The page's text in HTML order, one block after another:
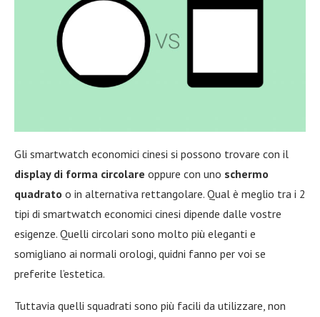
Gli smartwatch economici cinesi si possono trovare con il
display di forma circolare oppure con uno schermo
quadrato o in alternativa rettangolare. Qual è meglio tra i 2
tipi di smartwatch economici cinesi dipende dalle vostre
esigenze. Quelli circolari sono molto più eleganti e
somigliano ai normali orologi, quidni fanno per voi se
preferite l’estetica.
Tuttavia quelli squadrati sono più facili da utilizzare, non